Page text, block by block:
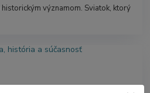
významom. Sviatok, ktorý